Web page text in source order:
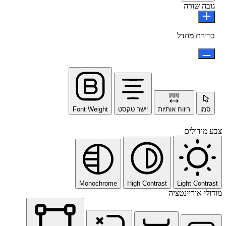
גובה שורה
ברירת מחדל
סמן ריווח אותיות יישר טקסט Font Weight
צבע מודולים
Light Contrast
High Contrast
Monochrome
מודולי אוריינטציה